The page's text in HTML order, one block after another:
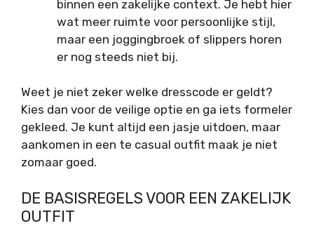
binnen een zakelijke context. Je hebt hier
wat meer ruimte voor persoonlijke stijl,
maar een joggingbroek of slippers horen
er nog steeds niet bij.
Weet je niet zeker welke dresscode er geldt?
Kies dan voor de veilige optie en ga iets formeler
gekleed. Je kunt altijd een jasje uitdoen, maar
aankomen in een te casual outfit maak je niet
zomaar goed.
DE BASISREGELS VOOR EEN ZAKELIJK
OUTFIT